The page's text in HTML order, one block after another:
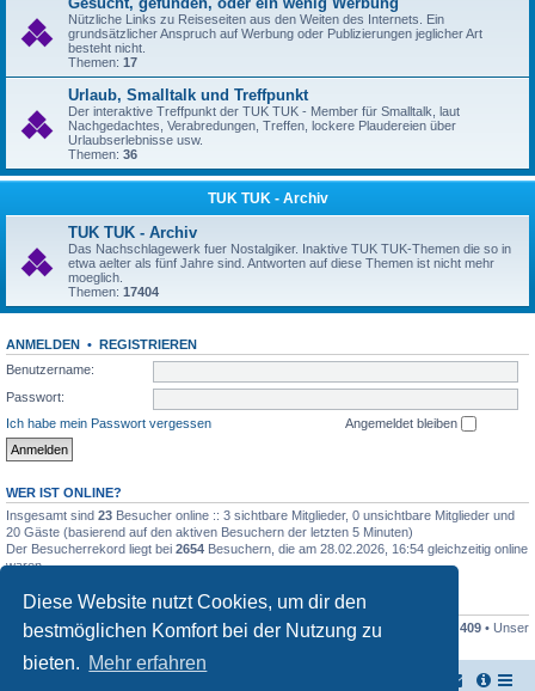
Diese Website nutzt Cookies, um dir den
bestmöglichen Komfort bei der Nutzung zu
bieten. Mehr erfahren
Nützliche Links zu Reiseseiten aus den Weiten des Internets. Ein
grundsätzlicher Anspruch auf Werbung oder Publizierungen jeglicher Art
besteht nicht.
Themen: 17
Urlaub, Smalltalk und Treffpunkt
Der interaktive Treffpunkt der TUK TUK - Member für Smalltalk, laut
Nachgedachtes, Verabredungen, Treffen, lockere Plaudereien über
Urlaubserlebnisse usw.
Themen: 36
TUK TUK - Archiv
TUK TUK - Archiv
Das Nachschlagewerk fuer Nostalgiker. Inaktive TUK TUK-Themen die so in
etwa aelter als fünf Jahre sind. Antworten auf diese Themen ist nicht mehr
moeglich.
Themen: 17404
ANMELDEN • REGISTRIEREN
Benutzername:
Passwort:
Ich habe mein Passwort vergessen
Angemeldet bleiben
WER IST ONLINE?
Insgesamt sind 23 Besucher online :: 3 sichtbare Mitglieder, 0 unsichtbare Mitglieder und
20 Gäste (basierend auf den aktiven Besuchern der letzten 5 Minuten)
Der Besucherrekord liegt bei 2654 Besuchern, die am 28.02.2026, 16:54 gleichzeitig online
waren.
STATISTIK
Beiträge insgesamt161445• Themen insgesamt17948• Mitglieder insgesamt 409 • Unser
neuestes Mitglied: